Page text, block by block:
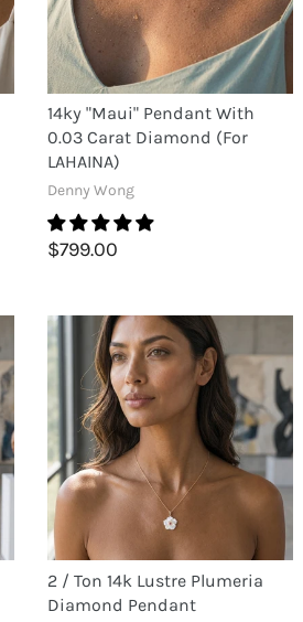
14ky "Maui" Pendant With
0.03 Carat Diamond (for
LAHAINA)
Denny Wong
$799.00
2 / Ton 14k Lustre Plumeria
Diamond Pendant